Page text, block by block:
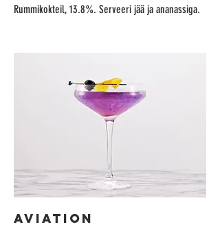
Rummikokteil, 13.8%. Serveeri jää ja ananassiga.
AVIATION